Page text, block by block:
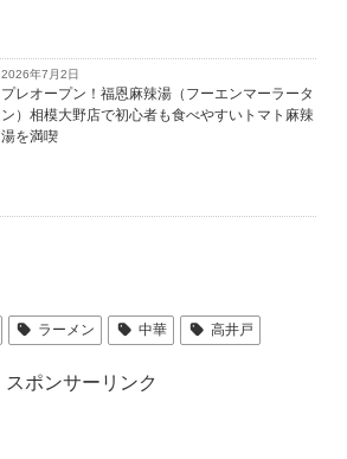
2026年7月2日
プレオープン！福恩麻辣湯（フーエンマーラータ
ン）相模大野店で初心者も食べやすいトマト麻辣
湯を満喫
ラーメン 中華 高井戸
スポンサーリンク